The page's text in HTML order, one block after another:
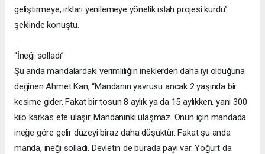
geliştirmeye, ırkları yenilemeye yönelik ıslah projesi kurdu”
şeklinde konuştu.
“İneği solladı”
Şu anda mandalardaki verimliliğin ineklerden daha iyi olduğuna
değinen Ahmet Kan, “Mandanın yavrusu ancak 2 yaşında bir
kesime gider. Fakat bir tosun 8 aylık ya da 15 aylıkken, yani 300
kilo karkas ete ulaşır. Mandanınki ulaşmaz. Onun için mandada
ineğe göre gelir düzeyi biraz daha düşüktür. Fakat şu anda
manda, ineği solladı. Devletin de burada payı var. Yoğurt da